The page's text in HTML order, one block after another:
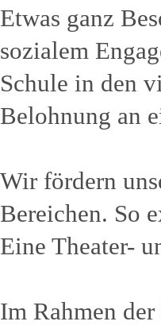
Etwas ganz
sozialem
Schule in den
Belohnung an
Wir fördern
Bereichen. So
Eine Theater-
Im Rahmen